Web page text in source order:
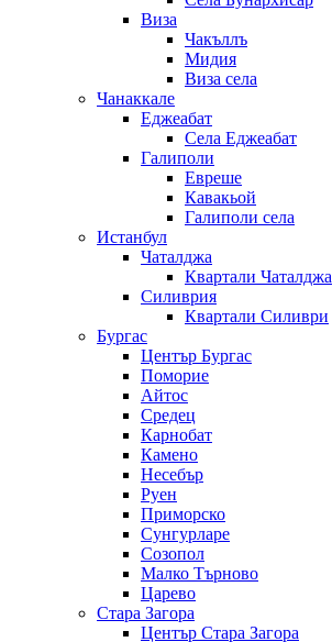
Виза
Чакъллъ
Мидия
Виза села
Чанаккале
Еджеабат
Села Еджеабат
Галиполи
Евреше
Кавакьой
Галиполи села
Истанбул
Чаталджа
Квартали Чаталджа
Силиврия
Квартали Силиври
Бургас
Център Бургас
Поморие
Айтос
Средец
Карнобат
Камено
Несебър
Руен
Приморско
Сунгурларе
Созопол
Малко Търново
Царево
Стара Загора
Център Стара Загора